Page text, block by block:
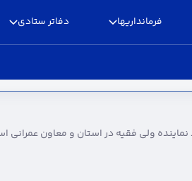
فرمانداریها دفاتر ستادی
و معاون عمرانی
نماینده ولی فقیه در استان و معاون عمرانی